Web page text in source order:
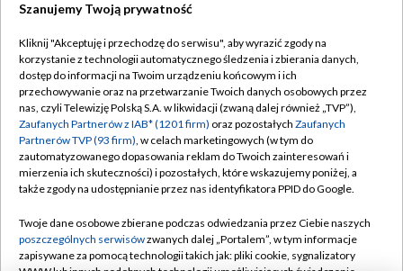
TVP
Abonament TVP
Emisja w TVP
Centrum informacji TVP
Naziemna Telewizja Cyfrowa
Rada Programowa
System NOS
Regulamin TVP
Polityka prywatności
Moje zgody
Pomoc
Kontakt
Szanujemy Twoją prywatność
Kliknij "Akceptuję i przechodzę do serwisu", aby wyrazić zgody na
korzystanie z technologii automatycznego śledzenia i zbierania danych,
dostęp do informacji na Twoim urządzeniu końcowym i ich
przechowywanie oraz na przetwarzanie Twoich danych osobowych przez
nas, czyli Telewizję Polską S.A. w likwidacji (zwaną dalej również „TVP”),
Zaufanych Partnerów z IAB* (1201 firm) oraz pozostałych Zaufanych
Partnerów TVP (93 firm), w celach marketingowych (w tym do
zautomatyzowanego dopasowania reklam do Twoich zainteresowań i
mierzenia ich skuteczności) i pozostałych, które wskazujemy poniżej, a
także zgody na udostępnianie przez nas identyfikatora PPID do Google.
Twoje dane osobowe zbierane podczas odwiedzania przez Ciebie naszych
poszczególnych serwisówzwanych dalej „Portalem”, w tym informacje
zapisywane za pomocą technologii takich jak: pliki cookie, sygnalizatory